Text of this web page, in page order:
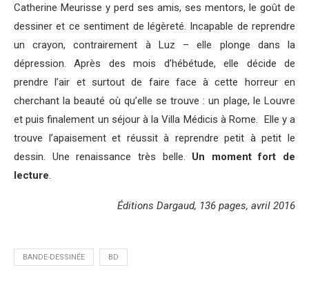
Catherine Meurisse y perd ses amis, ses mentors, le goût de
dessiner et ce sentiment de légèreté. Incapable de reprendre
un crayon, contrairement à Luz – elle plonge dans la
dépression. Après des mois d’hébétude, elle décide de
prendre l’air et surtout de faire face à cette horreur en
cherchant la beauté où qu’elle se trouve : un plage, le Louvre
et puis finalement un séjour à la Villa Médicis à Rome. Elle y a
trouve l’apaisement et réussit à reprendre petit à petit le
dessin. Une renaissance très belle. Un moment fort de
lecture.
Éditions Dargaud, 136 pages, avril 2016
BANDE-DESSINÉE BD